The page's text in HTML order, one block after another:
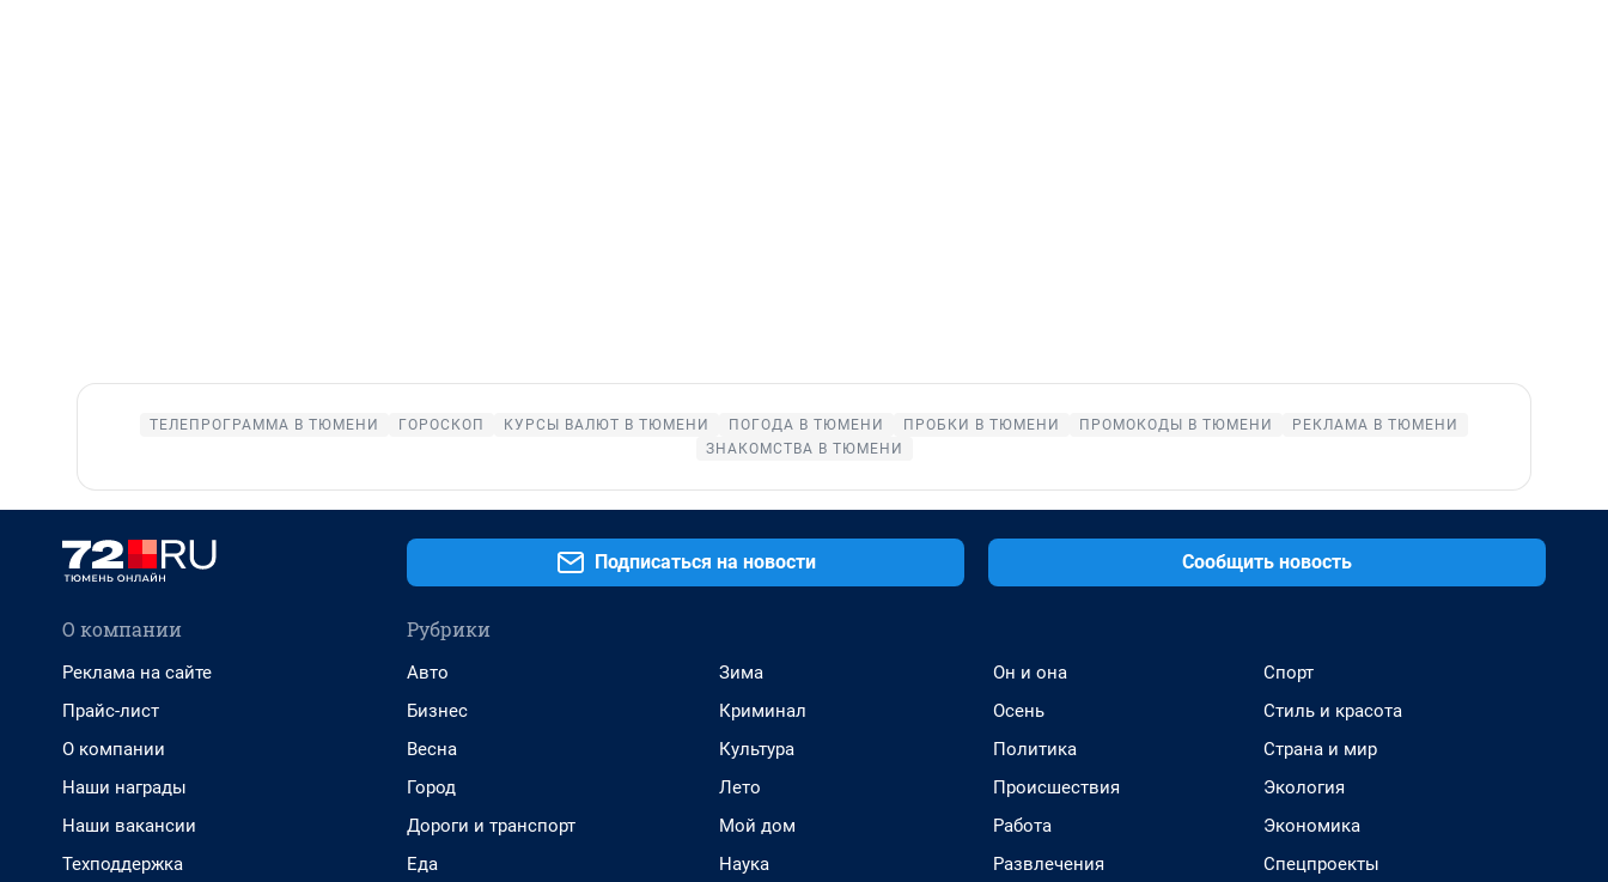
ТЕЛЕПРОГРАММА В ТЮМЕНИ ГОРОСКОП КУРСЫ ВАЛЮТ В ТЮМЕНИ ПОГОДА В ТЮМЕНИ ПРОБКИ В ТЮМЕНИ ПРОМОКОДЫ В ТЮМЕНИ
РЕКЛАМА В ТЮМЕНИ
ЗНАКОМСТВА В ТЮМЕНИ
Подписаться на новости Сообщить новость
О компании
Реклама на сайте
Прайс-лист
О компании
Наши награды
Наши вакансии
Техподдержка
Рубрики
Авто
Бизнес
Весна
Город
Дороги и транспорт
Еда
Зима
Криминал
Культура
Лето
Мой дом
Наука
Он и она
Осень
Политика
Происшествия
Работа
Развлечения
Спорт
Стиль и красота
Страна и мир
Экология
Экономика
Спецпроекты